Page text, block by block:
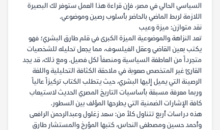
السياسي الحالي في مصر، فإن قراءة هذا العمل ستوفر لك البصيرة
اللازمة لربط الماضي بالحاضر بأسلوب رصين وموضوعي.
نقد متوازن: ميزة وعيب
تعد النزاهة والموضوعية الميزة الكبرى في قلم طارق البشري؛ فهو
يكتب بعين القاضي وعقل الفيلسوف، مما يجعل تحليله للشخصيات
متجرداً من العاطفة السياسية ومنصفاً لكل فصيل. ومع ذلك، قد يجد
القارئ غير المتخصص صعوبة في ملاحقة الكثافة التحليلية واللغة
الرصينة التي يميل إليها البشري، حيث يتطلب الكتاب تركيزاً عالياً
وربما معرفة مسبقة بأساسيات التاريخ المصري الحديث لاستيعاب
كافة الإشارات الضمنية التي يطرحها المؤلف بين السطور.
هذه دراسات أربع تتناول كلاً من: سعد زغلول وعبدالرحمن الرافعى
وأحمد حسين ومصطفى النحاس، كتبها المؤرخ والمستشار طارق